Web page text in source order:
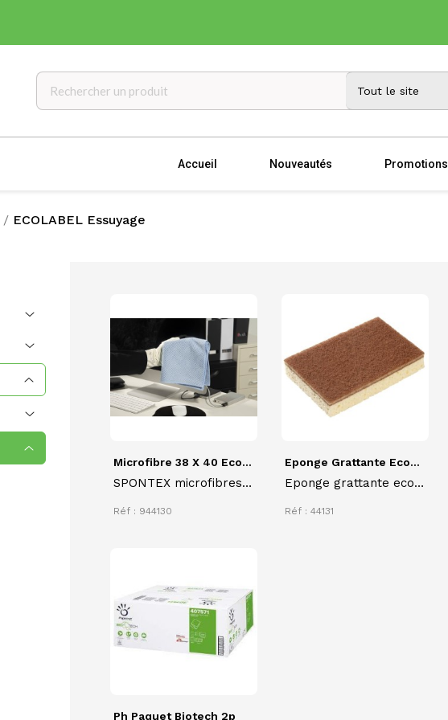
Accueil Nouveautés Promotions
ECOLABEL Essuyage
Microfibre 38 X 40 Eco...
SPONTEX microfibres
Responsable lot de 5
Réf : 944130
Eponge Grattante Eco...
Eponge grattante eco
100
Réf : 44131
Ph Paquet Biotech 2p